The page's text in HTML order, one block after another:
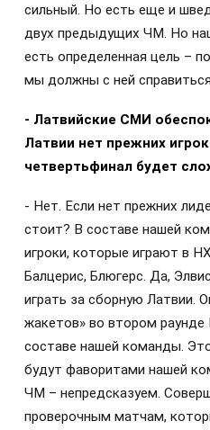
сильный. Но есть еще и
двух предыдущих ЧМ. Но
есть определенная цель –
мы должны с ней
- Латвийские СМИ
Латвии нет прежних
четвертьфинал будет
- Нет. Если нет прежних
стоит? В составе нашей
игроки, которые играют в
Балцерис, Блюгерс. Да,
играть за сборную Латвии.
жакетов» во втором раунде
составе нашей команды.
будут фаворитами нашей
ЧМ – непредсказуем.
проверочным матчам,